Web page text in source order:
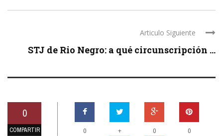
Articulo Siguiente
STJ de Rio Negro: a qué circunscripción ...
0
COMPARTIR 0 + 0 0